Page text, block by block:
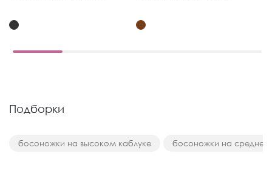
Подборки
босоножки на высоком каблуке босоножки на среднем